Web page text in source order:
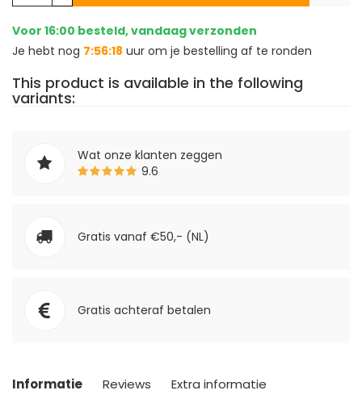
Voor 16:00 besteld, vandaag verzonden
Je hebt nog 7:56:17 uur om je bestelling af te ronden
This product is available in the following
variants:
Wat onze klanten zeggen
9.6
Gratis vanaf €50,- (NL)
Gratis achteraf betalen
Informatie Reviews Extra informatie